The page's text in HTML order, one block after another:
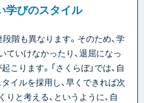
学びのスタイル
階も異なります。そのため、学
ていけなかったり、退屈になっ
ります。「さくらぼ」では、自
イルを採用し、早くできれば次
と考える、というように、自